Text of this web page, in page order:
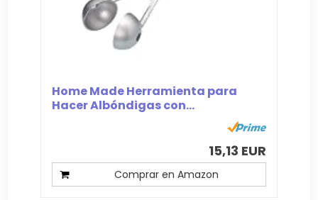
Home Made Herramienta para
Hacer Albóndigas con...
15,13 EUR
Comprar en Amazon